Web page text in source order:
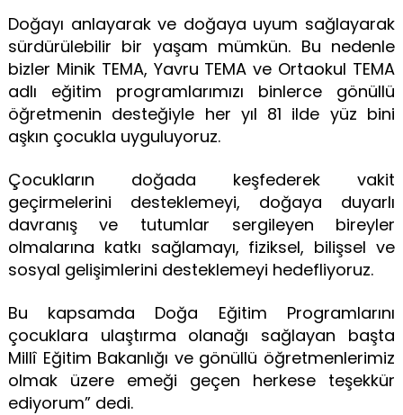
Doğayı anlayarak ve doğaya uyum sağlayarak
sürdürülebilir bir yaşam mümkün. Bu nedenle
bizler Minik TEMA, Yavru TEMA ve Ortaokul TEMA
adlı eğitim programlarımızı binlerce gönüllü
öğretmenin desteğiyle her yıl 81 ilde yüz bini
aşkın çocukla uyguluyoruz.
Çocukların doğada keşfederek vakit
geçirmelerini desteklemeyi, doğaya duyarlı
davranış ve tutumlar sergileyen bireyler
olmalarına katkı sağlamayı, fiziksel, bilişsel ve
sosyal gelişimlerini desteklemeyi hedefliyoruz.
Bu kapsamda Doğa Eğitim Programlarını
çocuklara ulaştırma olanağı sağlayan başta
Millî Eğitim Bakanlığı ve gönüllü öğretmenlerimiz
olmak üzere emeği geçen herkese teşekkür
ediyorum” dedi.